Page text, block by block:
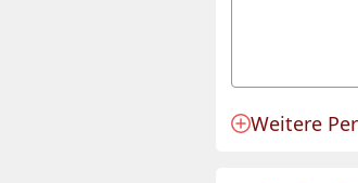
Anmeldung
Weitere